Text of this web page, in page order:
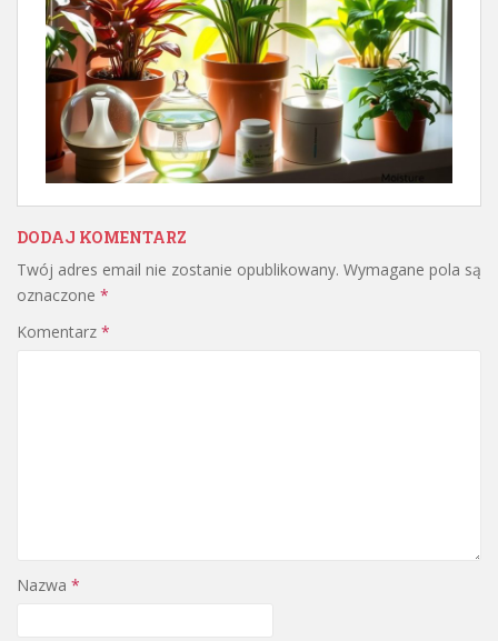
DODAJ KOMENTARZ
Twój adres email nie zostanie opublikowany. Wymagane pola są
oznaczone *
Komentarz *
Nazwa *